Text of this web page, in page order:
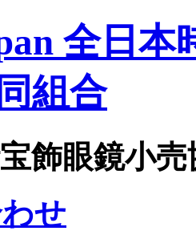
飾眼鏡小
せ